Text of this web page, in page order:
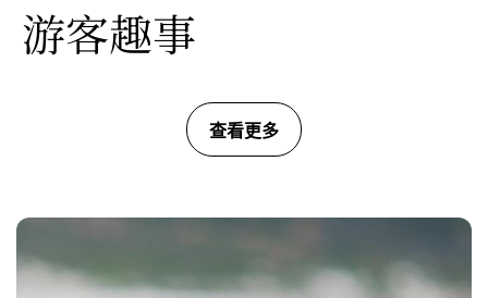
游客趣事
查看更多